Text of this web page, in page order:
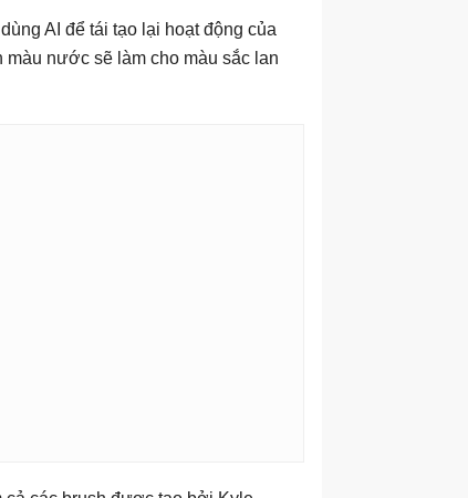
AI để tái tạo lại hoạt động của
nước sẽ làm cho màu sắc lan